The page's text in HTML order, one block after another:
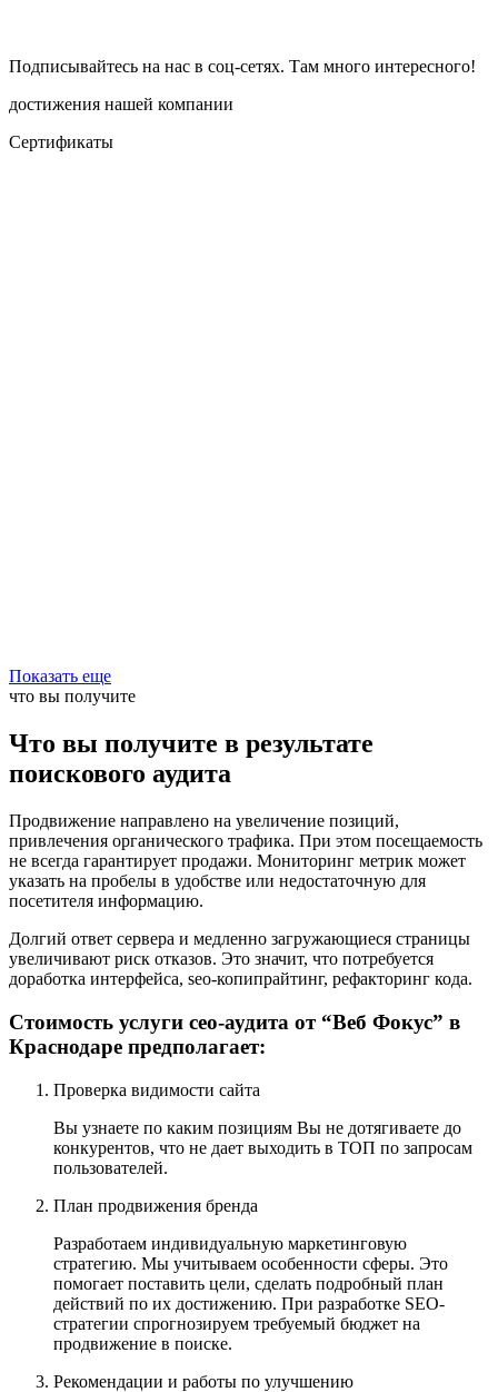
Подписывайтесь на нас в соц-сетях. Там много интересного!
достижения нашей компании
Сертификаты
Показать еще
что вы получите
Что вы получите в результате
поискового аудита
Продвижение направлено на увеличение позиций,
привлечения органического трафика. При этом посещаемость
не всегда гарантирует продажи. Мониторинг метрик может
указать на пробелы в удобстве или недостаточную для
посетителя информацию.
Долгий ответ сервера и медленно загружающиеся страницы
увеличивают риск отказов. Это значит, что потребуется
доработка интерфейса, seo-копипрайтинг, рефакторинг кода.
Стоимость услуги сео-аудита от “Веб Фокус” в
Краснодаре предполагает:
Проверка видимости сайта
Вы узнаете по каким позициям Вы не дотягиваете до
конкурентов, что не дает выходить в ТОП по запросам
пользователей.
План продвижения бренда
Разработаем индивидуальную маркетинговую
стратегию. Мы учитываем особенности сферы. Это
помогает поставить цели, сделать подробный план
действий по их достижению. При разработке SEO-
стратегии спрогнозируем требуемый бюджет на
продвижение в поиске.
Рекомендации и работы по улучшению